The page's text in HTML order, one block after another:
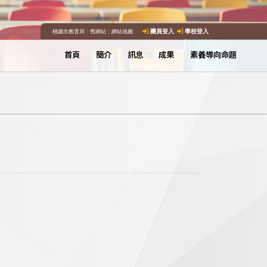
桃園市教育局｜ 舊網站｜ 網站地圖 團員登入 學校登入
首頁 簡介 訊息 成果 素養導向命題